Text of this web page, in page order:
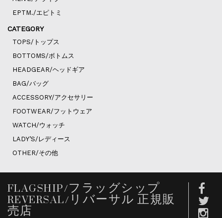
EPTM./エピトミ
CATEGORY
TOPS/トップス
BOTTOMS/ボトムス
HEADGEAR/ヘッドギア
BAG/バッグ
ACCESSORY/アクセサリー
FOOTWEAR/フットウェア
WATCH/ウォッチ
LADY’S/レディース
OTHER/その他
FLAGSHIP/フラッグシップ
REVERSAL/リバーサル 正規販
売店